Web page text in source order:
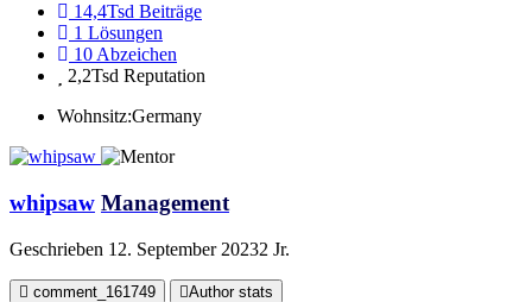
14,4Tsd Beiträge
1 Lösungen
10 Abzeichen
2,2Tsd Reputation
Wohnsitz:Germany
whipsaw Management
Geschrieben 12. September 20232 Jr.
comment_161749 Author stats